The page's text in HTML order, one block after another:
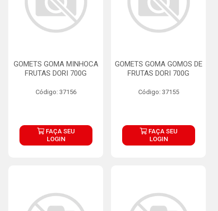
GOMETS GOMA MINHOCA
FRUTAS DORI 700G
Código: 37156
FAÇA SEU
LOGIN
GOMETS GOMA GOMOS DE
FRUTAS DORI 700G
Código: 37155
FAÇA SEU
LOGIN